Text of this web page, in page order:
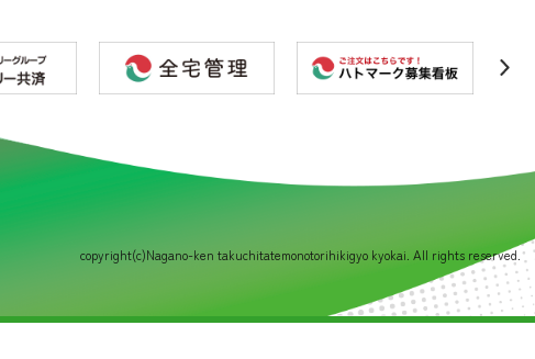
copyright(c)Nagano-ken takuchitatemonotorihikigyo kyokai. All rights reserved.